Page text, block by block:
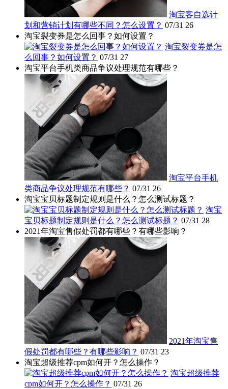
淘宝客自选计
划和营销计划有哪些不同？怎么设置？ 07/31 26
淘宝裂变券是怎么回事？如何设置？
淘宝裂变券是怎
么回事？如何设置？ 07/31 27
淘宝平台手机类商品争议处理规范有哪些？
淘宝平台手机
类商品争议处理规范有哪些？ 07/31 26
淘宝宝贝标题制定规则是什么？怎么测试标题？
淘宝
宝贝标题制定规则是什么？怎么测试标题？ 07/31 28
2021年淘宝售假处罚都有哪些？有哪些影响？
2021年淘宝售
假处罚都有哪些？有哪些影响？ 07/31 23
淘宝超级推荐cpm如何开？怎么操作？
淘宝超级推荐
cpm如何开？怎么操作？ 07/31 26